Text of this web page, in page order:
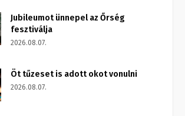
Jubileumot ünnepel az Őrség
fesztiválja
2026.08.07.
Öt tűzeset is adott okot vonulni
2026.08.07.